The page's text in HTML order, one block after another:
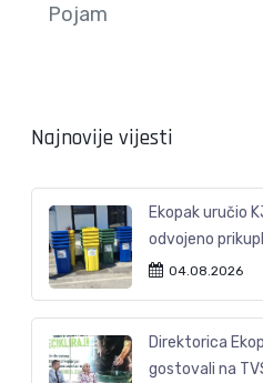
Najnovije vijesti
Ekopak uručio
odvojeno
04.08.2026
Direktorica
gostovali na